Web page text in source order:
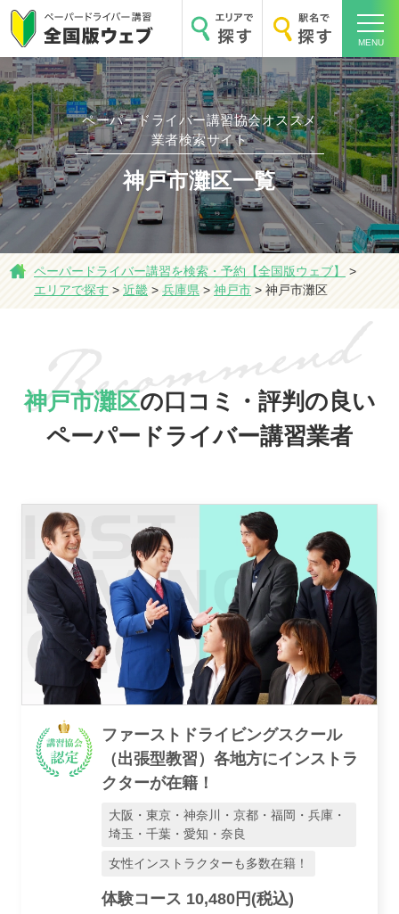
MENU
ホーム
駅名で探す
おすすめ業者
ペーパードライバー講習協会オススメ
業者検索サイト
神戸市灘区一覧
ペーパードライバー講習を検索・予約【全国版ウェブ】
>
エリアで探す > 近畿 > 兵庫県 > 神戸市 > 神戸市灘区
神戸市灘区の口コミ・評判の良い
ペーパードライバー講習業者
ファーストドライビングスクール
（出張型教習）各地方にインストラ
クターが在籍！
大阪・東京・神奈川・京都・福岡・兵庫・
埼玉・千葉・愛知・奈良
女性インストラクターも多数在籍！
体験コース 10,480円(税込)